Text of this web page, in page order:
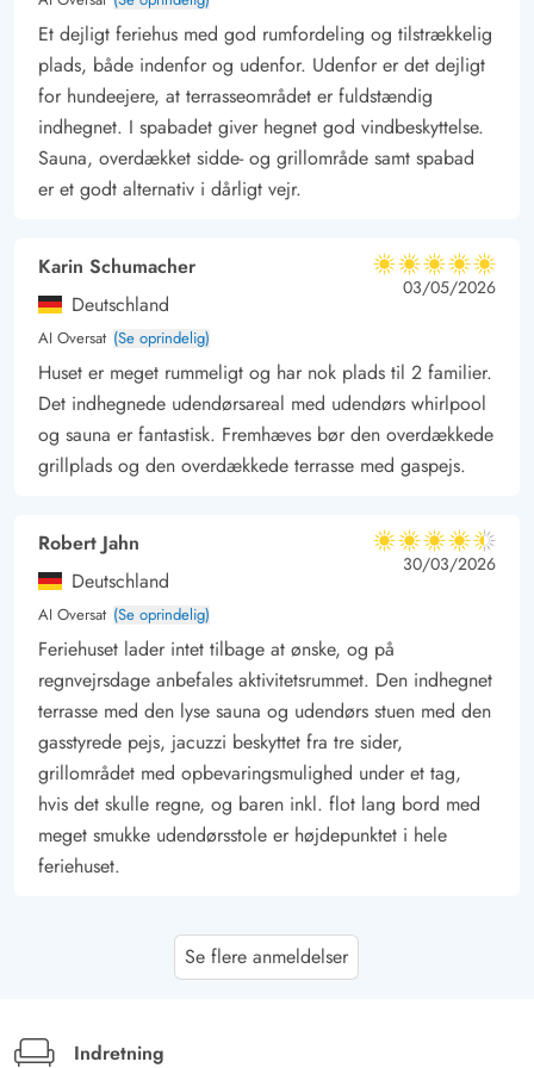
tilgængelig fra april til november.
Når aftenen er ved at være omme, kan I hoppe en tur i det
udendørs spabad efterfulgt af en tur i den varme sauna på
terrassen.
Desuden er der i sommerhuset gratis vand, så I skal derfor ikke
bekymre jer om vandforbruget når I nyder spabadet.
Fantastsik beliggenhed med 75 meter til Vesterhavet
hvide sandstrand i Årgab på jer. Fra sommerhuset er der blot
75 meter til stranden. Det naturskønne område er præget af et
smukt klitlandskab, der indbyder til lange vandre- eller
cykelture.
Udover vandsport, fiskeri og rideture byder den lille kystby
Hvide Sande jer på shopping, skønne spisesteder med udsigt
over slusen og havnen samt fiskeri ved slusen. Så fang selv
Et dejligt feriehus med god rumfordeling og tilstrækkelig
plads, både indenfor og udenfor. Udenfor er det dejligt
for hundeejere, at terrasseområdet er fuldstændig
indhegnet. I spabadet giver hegnet god vindbeskyttelse.
Sauna, overdækket sidde- og grillområde samt spabad
er et godt alternativ i dårligt vejr.
Karin Schumacher
Deutschland
AI Oversat (Se oprindelig)
5 ud af 5
5 ud af 5
5 out of 5
03/05/2026
Huset er meget rummeligt og har nok plads til 2 familier.
Det indhegnede udendørsareal med udendørs whirlpool
og sauna er fantastisk. Fremhæves bør den overdækkede
grillplads og den overdækkede terrasse med gaspejs.
Robert Jahn
Deutschland
AI Oversat (Se oprindelig)
4.5 ud af 5
4.5 ud af 5
4.5 out of 5
30/03/2026
Feriehuset lader intet tilbage at ønske, og på
regnvejrsdage anbefales aktivitetsrummet. Den indhegnet
terrasse med den lyse sauna og udendørs stuen med den
gasstyrede pejs, jacuzzi beskyttet fra tre sider,
grillområdet med opbevaringsmulighed under et tag,
hvis det skulle regne, og baren inkl. flot lang bord med
meget smukke udendørsstole er højdepunktet i hele
feriehuset.
Meget smart sommerhus, desværre er køkken og stue
Se flere anmeldelser
Indretning